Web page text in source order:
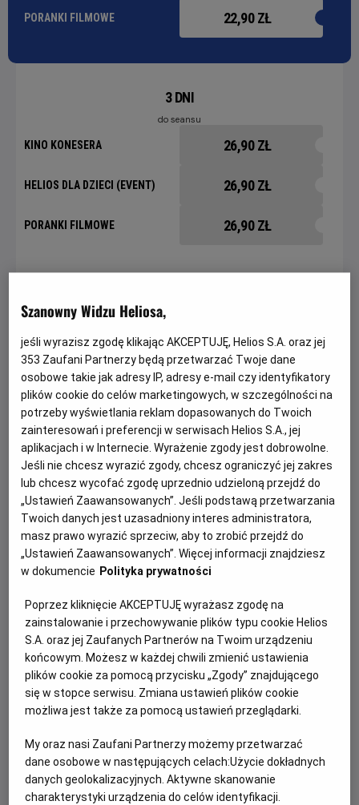
PORANKI FILMOWE 22,90 ZŁ
3 DNI
do seansu
KINO KONESERA
HELIOS DLA DZIECI (EVENT)
PORANKI FILMOWE
26,90 ZŁ
26,90 ZŁ
26,90 ZŁ
HELIOS DLA DZIECI (EVENT)
PORANKI FILMOWE
29,90 ZŁ
29,90 ZŁ
1 DZIEŃ
do seansu
KINO KONESERA
HELIOS DLA DZIECI (EVENT)
31,90 ZŁ
31,90 ZŁ
W DNIU
seansu
KINO KONESERA 33,90 ZŁ
33,90 ZŁ
Szanowny Widzu Heliosa,
jeśli wyrazisz zgodę klikając AKCEPTUJĘ, Helios S.A. oraz jej
353 Zaufani Partnerzy będą przetwarzać Twoje dane
osobowe takie jak adresy IP, adresy e-mail czy identyfikatory
plików cookie do celów marketingowych, w szczególności na
potrzeby wyświetlania reklam dopasowanych do Twoich
zainteresowań i preferencji w serwisach Helios S.A., jej
aplikacjach i w Internecie. Wyrażenie zgody jest dobrowolne.
Jeśli nie chcesz wyrazić zgody, chcesz ograniczyć jej zakres
lub chcesz wycofać zgodę uprzednio udzieloną przejdź do
„Ustawień Zaawansowanych”. Jeśli podstawą przetwarzania
Twoich danych jest uzasadniony interes administratora,
masz prawo wyrazić sprzeciw, aby to zrobić przejdź do
„Ustawień Zaawansowanych”. Więcej informacji znajdziesz
w dokumencie Polityka prywatności
Poprzez kliknięcie AKCEPTUJĘ wyrażasz zgodę na
zainstalowanie i przechowywanie plików typu cookie Helios
S.A. oraz jej Zaufanych Partnerów na Twoim urządzeniu
końcowym. Możesz w każdej chwili zmienić ustawienia
plików cookie za pomocą przycisku „Zgody” znajdującego
się w stopce serwisu. Zmiana ustawień plików cookie
możliwa jest także za pomocą ustawień przeglądarki.
My oraz nasi Zaufani Partnerzy możemy przetwarzać
dane osobowe w następujących celach:Użycie dokładnych
danych geolokalizacyjnych. Aktywne skanowanie
charakterystyki urządzenia do celów identyfikacji.